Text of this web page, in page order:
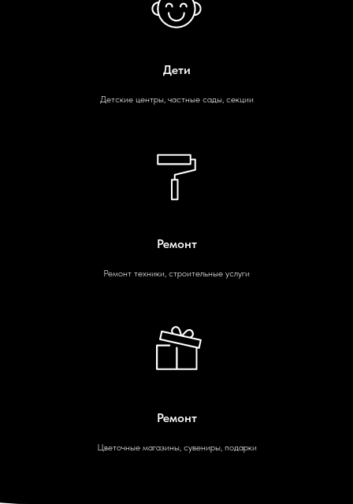
Дети
Детские центры, частные сады, секции
Ремонт
Ремонт техники, строительные услуги
Ремонт
Цветочные магазины, сувениры, подарки